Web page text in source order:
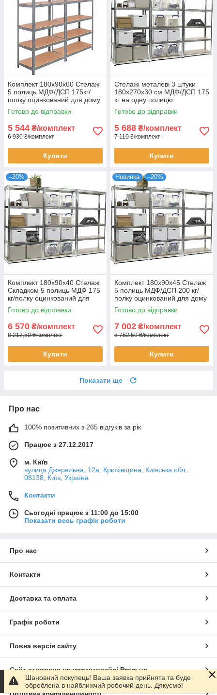
Комплект 180х90х60 Стелаж
5 полиць МДФ/ДСП 175кг/
полку оцинкований для дому
офісу склад 2 штуки
Готово до відправки
5 544 ₴/комплект
6 930 ₴/комплект
Купити
Стелажі металеві 3 штуки
180х270х30 см МДФ/ДСП 175
кг на одну полицю
оцинковані 15 полиць
комплект для зберігання
Готово до відправки
5 688 ₴/комплект
7 110 ₴/комплект
Купити
–20%
Комплект 180х90х40 Стелаж
Складком 5 полиць МДФ 175
кг/полку оцинкований для
дому офісу склад 3 штуки
Готово до відправки
6 570 ₴/комплект
8 212,50 ₴/комплект
Купити
Новинка –20%
Комплект 180х90х45 Стелаж
5 полиць МДФ/ДСП 200 кг/
полку оцинкований для дому
офісу склад 3 штуки
Готово до відправки
7 002 ₴/комплект
8 752,50 ₴/комплект
Купити
Показати ще
Про нас
100% позитивних з 265 відгуків за рік
Працює з 27.12.2017
м. Київ
вулиця Джерельна, 12а, Крюківщина, Київська обл.,
08138, Київ, Україна
Контакти
Сьогодні працює з 11:00 до 15:00
Показати весь графік роботи
Про нас
Контакти
Доставка та оплата
Графік роботи
Повна версія сайту
Сайт створено на маркетплейсіProm.ua
Політика конфіденційності
Шановний покупець! Ваша заявка прийнята та буде
оброблена в найближчий робочий день. Дякуємо!